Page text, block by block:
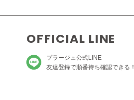
OFFICIAL LINE
プラージュ公式LINE
友達登録で順番待ち確認できる！